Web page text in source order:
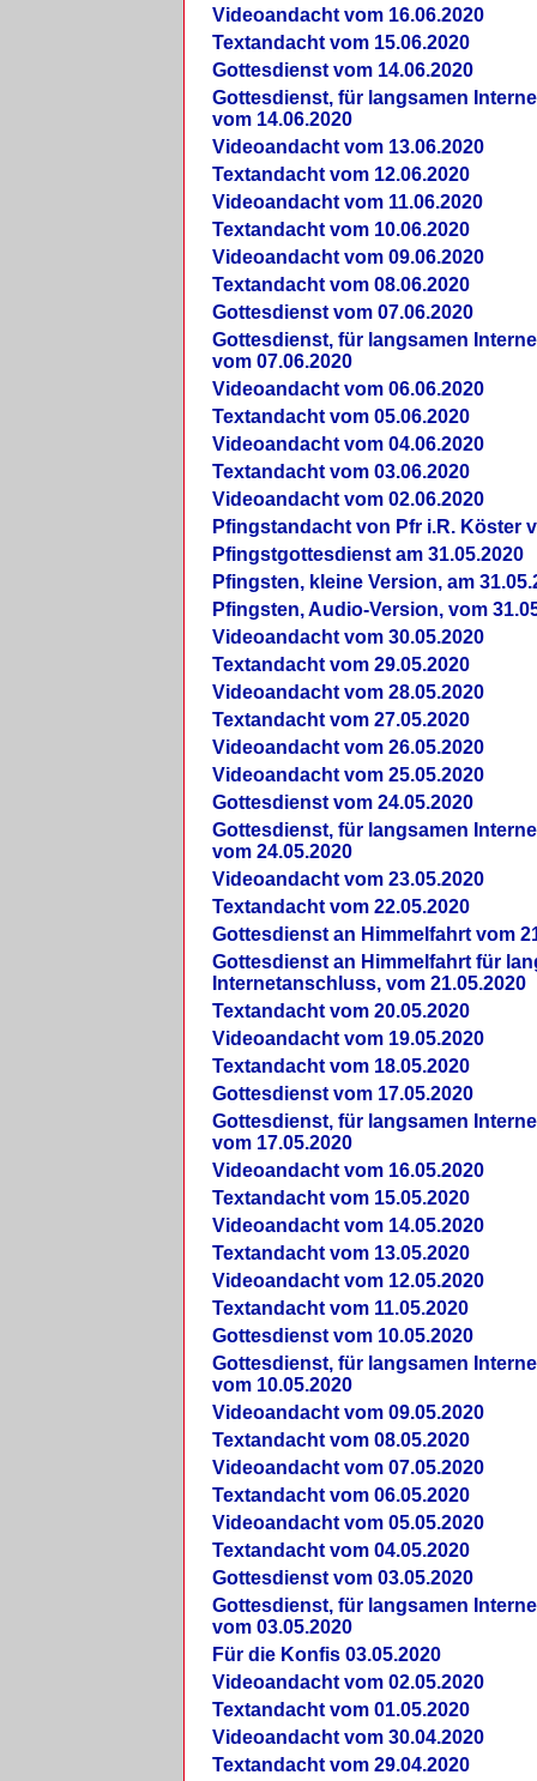
Videoandacht vom 16.06.2020
Textandacht vom 15.06.2020
Gottesdienst vom 14.06.2020
Gottesdienst, für langsamen
vom 14.06.2020
Videoandacht vom 13.06.2020
Textandacht vom 12.06.2020
Videoandacht vom 11.06.2020
Textandacht vom 10.06.2020
Videoandacht vom 09.06.2020
Textandacht vom 08.06.2020
Gottesdienst vom 07.06.2020
Gottesdienst, für langsamen
vom 07.06.2020
Videoandacht vom 06.06.2020
Textandacht vom 05.06.2020
Videoandacht vom 04.06.2020
Textandacht vom 03.06.2020
Videoandacht vom 02.06.2020
Pfingstandacht von Pfr i.R. Köster
Pfingstgottesdienst am 31.05.2020
Pfingsten, kleine Version, am
Pfingsten, Audio-Version, vom
Videoandacht vom 30.05.2020
Textandacht vom 29.05.2020
Videoandacht vom 28.05.2020
Textandacht vom 27.05.2020
Videoandacht vom 26.05.2020
Videoandacht vom 25.05.2020
Gottesdienst vom 24.05.2020
Gottesdienst, für langsamen
vom 24.05.2020
Videoandacht vom 23.05.2020
Textandacht vom 22.05.2020
Gottesdienst an Himmelfahrt vom
Gottesdienst an Himmelfahrt für
Internetanschluss, vom 21.05.2020
Textandacht vom 20.05.2020
Videoandacht vom 19.05.2020
Textandacht vom 18.05.2020
Gottesdienst vom 17.05.2020
Gottesdienst, für langsamen
vom 17.05.2020
Videoandacht vom 16.05.2020
Textandacht vom 15.05.2020
Videoandacht vom 14.05.2020
Textandacht vom 13.05.2020
Videoandacht vom 12.05.2020
Textandacht vom 11.05.2020
Gottesdienst vom 10.05.2020
Gottesdienst, für langsamen
vom 10.05.2020
Videoandacht vom 09.05.2020
Textandacht vom 08.05.2020
Videoandacht vom 07.05.2020
Textandacht vom 06.05.2020
Videoandacht vom 05.05.2020
Textandacht vom 04.05.2020
Gottesdienst vom 03.05.2020
Gottesdienst, für langsamen
vom 03.05.2020
Für die Konfis 03.05.2020
Videoandacht vom 02.05.2020
Textandacht vom 01.05.2020
Videoandacht vom 30.04.2020
Textandacht vom 29.04.2020